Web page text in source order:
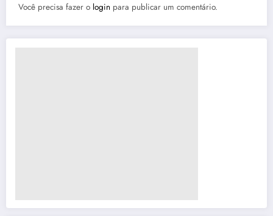
Você precisa fazer o login para publicar um comentário.